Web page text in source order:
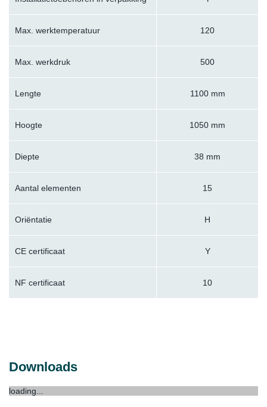
Max. werktemperatuur 120
Max. werkdruk 500
Lengte 1100 mm
Hoogte 1050 mm
Diepte 38 mm
Aantal elementen 15
Oriëntatie H
CE certificaat Y
NF certificaat 10
Downloads
loading...